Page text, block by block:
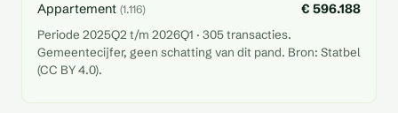
Appartement (1.116) € 596.188
Periode 2025Q2 t/m 2026Q1 · 305 transacties.
Gemeentecijfer, geen schatting van dit pand. Bron: Statbel
(CC BY 4.0).